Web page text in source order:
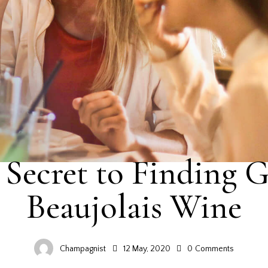
WINE GUIDE
to Finding
Beaujolais Wine
Champagnist 12 May, 2020 0 Comments